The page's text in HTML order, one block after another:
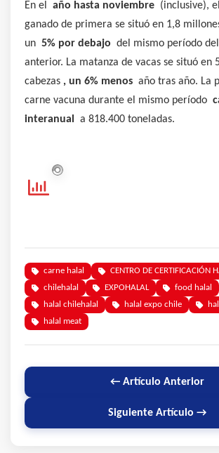
En el año hasta noviembre (inclusive),
ganado de primera se situó en 1,8
un 5% por debajo del mismo período
anterior. La matanza de vacas se situó en
cabezas , un 6% menos año tras año. La
carne vacuna durante el mismo período
interanual a 818.400 toneladas.
carne halal
CENTRO DE CERTIFICACIÓN
chilehalal
EXPOHALAL food halal
halal chilehalal
halal expo chile
halal meat
← Artículo Anterior
Siguiente Artículo →